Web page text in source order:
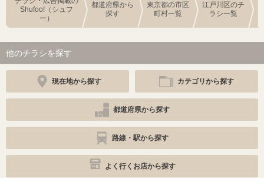
Shufoo!（シュフ
ー）
都道府県から
探す
東京都の市区
町村一覧
江戸川区のチ
ラシ一覧
他のチラシを探す
現在地から探す カテゴリから探す
都道府県から探す
路線・駅から探す
よく行くお店から探す